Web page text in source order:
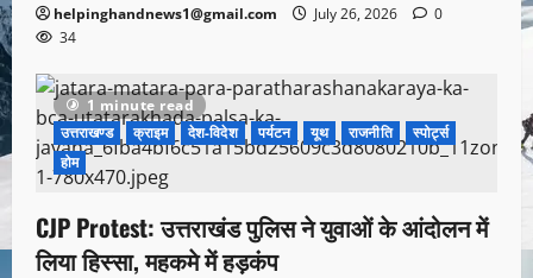
helpinghandnews1@gmail.com July 26, 2026
0
34
1 minute read
उत्तराखण्ड
क्राइम देश-विदेश पर्यटन यूथ राजनीति
स्पोर्ट्स
होम
CJP Protest: उत्तराखंड पुलिस ने युवाओं के आंदोलन में
लिया हिस्सा, महकमे में हड़कंप